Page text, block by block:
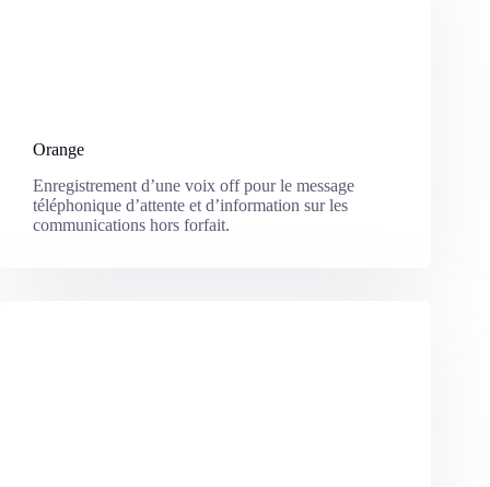
Orange
Enregistrement d’une voix off pour le message
téléphonique d’attente et d’information sur les
communications hors forfait.